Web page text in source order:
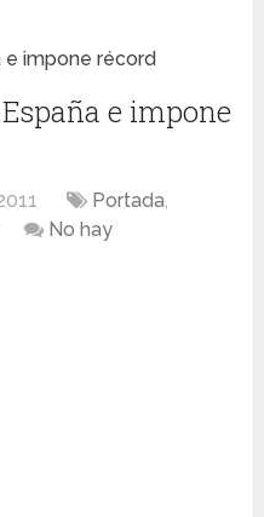
e impone récord
España e impone
Portada,
No hay